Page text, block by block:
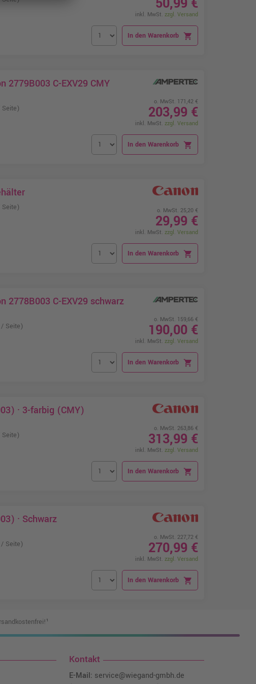
inkl. MwSt. zzgl. Versand
In den Warenkorb shopping_cart
2779B003 C-EXV29 CMY
o. MwSt. 171,42 €
203,99 €
inkl. MwSt. zzgl. Versand
In den Warenkorb shopping_cart
o. MwSt. 25,20 €
29,99 €
inkl. MwSt. zzgl. Versand
In den Warenkorb shopping_cart
2778B003 C-EXV29 schwarz
Seite)
o. MwSt. 159,66 €
190,00 €
inkl. MwSt. zzgl. Versand
In den Warenkorb shopping_cart
· 3-farbig (CMY)
o. MwSt. 263,86 €
313,99 €
inkl. MwSt. zzgl. Versand
In den Warenkorb shopping_cart
· Schwarz
Seite)
o. MwSt. 227,72 €
270,99 €
inkl. MwSt. zzgl. Versand
In den Warenkorb shopping_cart
Kontakt
E-Mail: service@wiegand-gmbh.de